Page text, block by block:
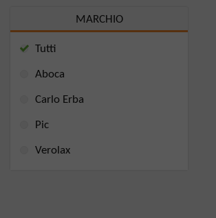
MARCHIO
Tutti
Aboca
Carlo Erba
Pic
Verolax